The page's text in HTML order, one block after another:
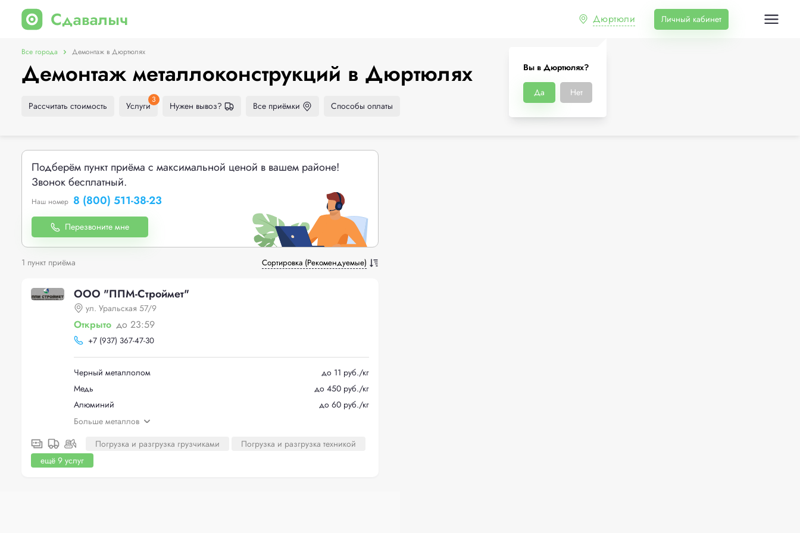
Дюртюли
Вы в Дюртюлях?
Да Нет
Личный кабинет
Все города Демонтаж в Дюртюлях
Демонтаж металлоконструкций в Дюртюлях
Рассчитать стоимость Услуги
3
Нужен вывоз? Все приёмки Способы оплаты
Подберём пункт приёма с максимальной ценой в вашем районе!
Звонок бесплатный.
Наш номер 8 (800) 511-38-23
Перезвоните мне
1 пункт приёма Сортировка (Рекомендуемые)
ООО "ППМ-Строймет"
ул. Уральская 57/9
Открыто до 23:59
+7 (937) 367-47-30
Черный металлолом
до 11 руб./кг
Медь
до 450 руб./кг
Алюминий
до 60 руб./кг
Больше металлов
Погрузка и разгрузка грузчиками
Погрузка и разгрузка техникой
ещё 9 услуг